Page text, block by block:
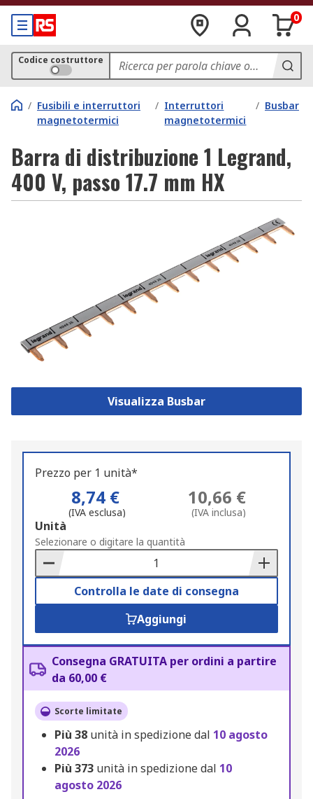
0
Codice costruttore
/ Fusibili e interruttori
magnetotermici
/ Interruttori
magnetotermici
/ Busbar
Barra di distribuzione 1 Legrand,
400 V, passo 17.7 mm HX
Visualizza Busbar
Prezzo per 1 unità*
8,74 €
(IVA esclusa)
10,66 €
(IVA inclusa)
Add
to
Basket
Unità
Selezionare o digitare la quantità
Controlla le date di consegna
Aggiungi
Consegna GRATUITA per ordini a partire
da 60,00 €
Scorte limitate
Più 38 unità in spedizione dal 10 agosto
2026
Più 373 unità in spedizione dal 10
agosto 2026